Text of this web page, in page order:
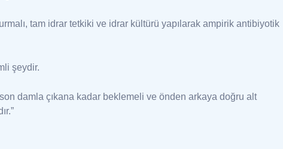
tam idrar tetkiki ve idrar kültürü yapılarak ampirik antibiyotik
şeydir.
damla çıkana kadar beklemeli ve önden arkaya doğru alt